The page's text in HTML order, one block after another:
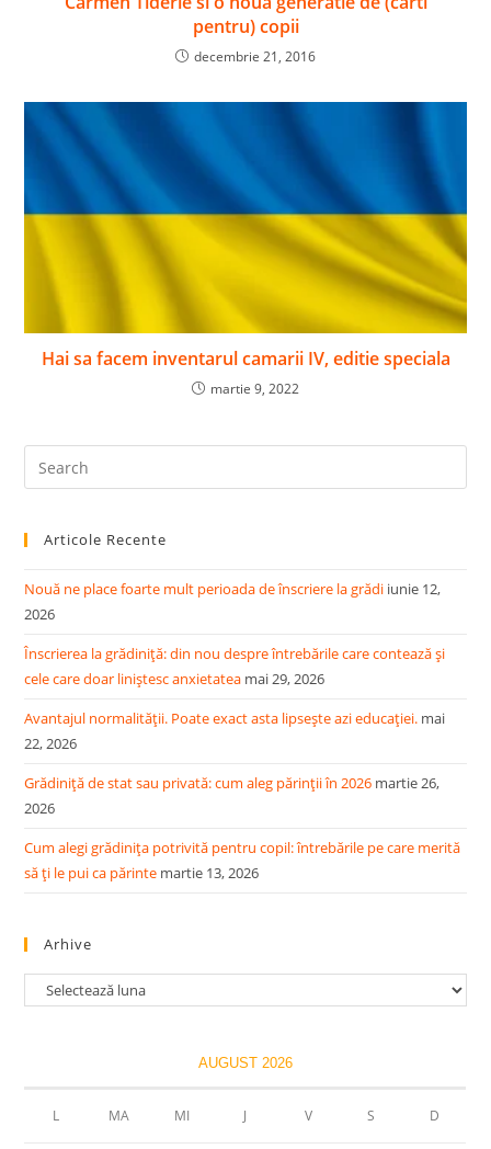
pentru) copii
decembrie 21, 2016
Hai sa facem inventarul camarii IV, editie speciala
martie 9, 2022
Articole Recente
Nouă ne place foarte mult perioada de înscriere la grădi iunie 12,
2026
Înscrierea la grădiniță: din nou despre întrebările care contează și
cele care doar liniștesc anxietatea mai 29, 2026
Avantajul normalității. Poate exact asta lipsește azi educației. mai
22, 2026
Grădiniță de stat sau privată: cum aleg părinții în 2026 martie 26,
2026
Cum alegi grădinița potrivită pentru copil: întrebările pe care merită
să ți le pui ca părinte martie 13, 2026
Arhive
Arhive
AUGUST 2026
L MA MI J V S D